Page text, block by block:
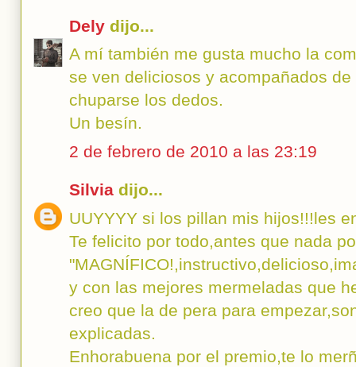
Dely dijo...
A mí también me gusta mucho la
se ven deliciosos y acompañados
chuparse los dedos.
Un besín.
2 de febrero de 2010 a las 23:19
Silvia dijo...
UUYYYY si los pillan mis hijos!!!les
Te felicito por todo,antes que nada
y con las mejores mermeladas que
creo que la de pera para
explicadas.
Enhorabuena por el premio,te lo